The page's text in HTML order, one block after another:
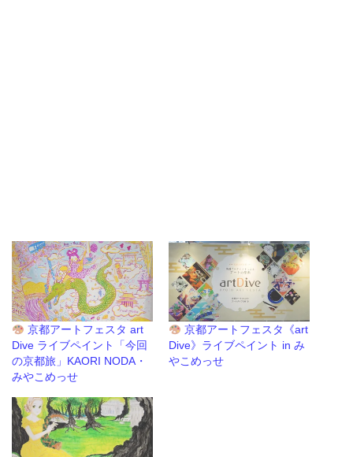
京都アートフェスタ art
Dive ライブペイント「今回
の京都旅」KAORI NODA・
みやこめっせ
京都アートフェスタ《art
Dive》ライブペイント in み
やこめっせ